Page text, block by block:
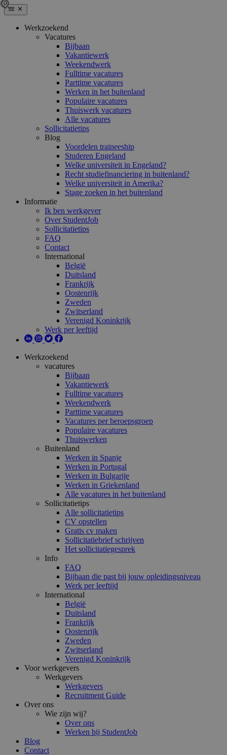
Werkzoekend
Vacatures
Bijbaan
Vakantiewerk
Weekendwerk
Fulltime vacatures
Parttime vacatures
Werken in het buitenland
Populaire vacatures
Thuiswerk vacatures
Alle vacatures
Sollicitatietips
Blog
Voordelen traineeship
Studeren Engeland
Welke universiteit in Engeland?
Recht studiefinanciering in buitenland?
Welke universiteit in Amerika?
Stage zoeken in het buitenland
Informatie
Ik ben werkgever
Over StudentJob
Sollicitatietips
FAQ
Contact
International
België
Duitsland
Frankrijk
Oostenrijk
Zweden
Zwitserland
Verenigd Koninkrijk
Werk per leeftijd
Werkzoekend
vacatures
Bijbaan
Vakantiewerk
Fulltime vacatures
Weekendwerk
Parttime vacatures
Vacatures per beroepsgroep
Populaire vacatures
Thuiswerken
Buitenland
Werken in Spanje
Werken in Portugal
Werken in Bulgarije
Werken in Griekenland
Alle vacatures in het buitenland
Sollicitatietips
Alle sollicitatietips
CV opstellen
Gratis cv maken
Sollicitatiebrief schrijven
Het sollicitatiegesprek
Info
FAQ
Bijbaan die past bij jouw opleidingsniveau
Werk per leeftijd
International
België
Duitsland
Frankrijk
Oostenrijk
Zweden
Zwitserland
Verenigd Koninkrijk
Voor werkgevers
Werkgevers
Werkgevers
Recruitment Guide
Over ons
Wie zijn wij?
Over ons
Werken bij StudentJob
Blog
Contact